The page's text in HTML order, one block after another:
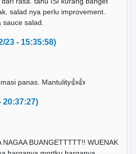
salad nya perlu improvement.
salad.
23 - 15:35:58)
panas. Mantulity👍👍
20:37:27)
NAGAA BUANGETTTTT!! WUENAK